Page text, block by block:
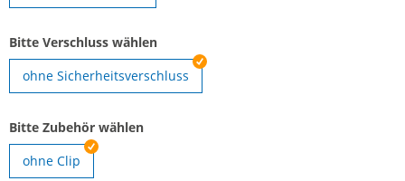
Bitte Verschluss wählen
ohne Sicherheitsverschluss
Bitte Zubehör wählen
ohne Clip